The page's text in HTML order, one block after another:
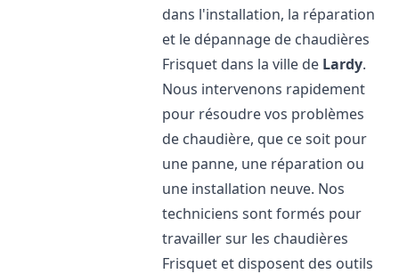
dans l'installation, la réparation
et le dépannage de chaudières
Frisquet dans la ville de Lardy.
Nous intervenons rapidement
pour résoudre vos problèmes
de chaudière, que ce soit pour
une panne, une réparation ou
une installation neuve. Nos
techniciens sont formés pour
travailler sur les chaudières
Frisquet et disposent des outils